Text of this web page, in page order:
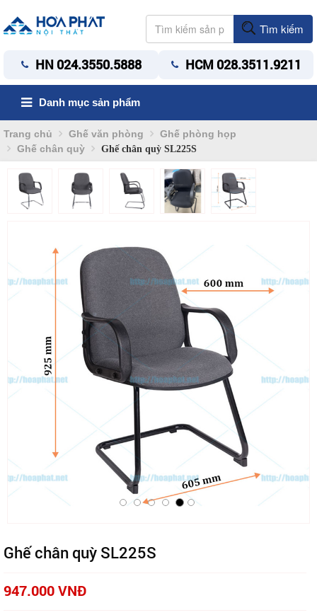
Tìm kiếm
HN 024.3550.5888 HCM 028.3511.9211
Danh mục sản phẩm
Trang chủ Ghế văn phòng
Ghế phòng họp
Ghế chân quỳ
Ghế chân quỳ SL225S
Ghế chân quỳ SL225S
947.000 VNĐ